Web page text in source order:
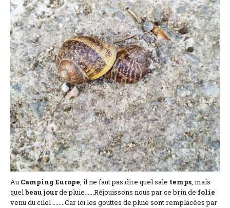
Situación y acceso
Formulario de contacto
Documentación
Noticias
Casa móvil y tarifas
Parcela y tarifas
Habitación por noche y precios
Au Camping Europe, il ne faut pas dire quel sale temps, mais
quelbeau jourde pluie......Réjouissons nous par ce brin de folie
venu du cilel ........Car ici les gouttes de pluie sont remplacées par